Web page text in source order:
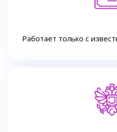
Работает только с